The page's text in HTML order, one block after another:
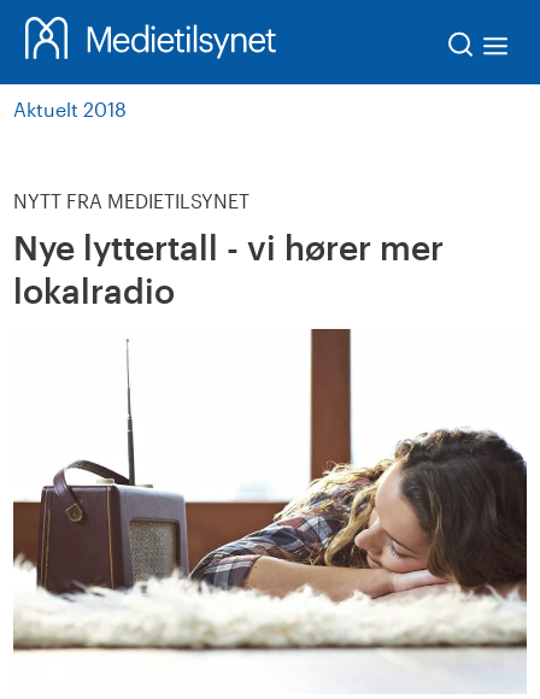
Aktuelt 2018
NYTT FRA MEDIETILSYNET
Nye lyttertall - vi hører mer
lokalradio